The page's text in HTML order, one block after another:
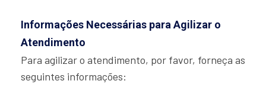
Informações Necessárias para Agilizar o
Atendimento
Para agilizar o atendimento, por favor, forneça as
seguintes informações: